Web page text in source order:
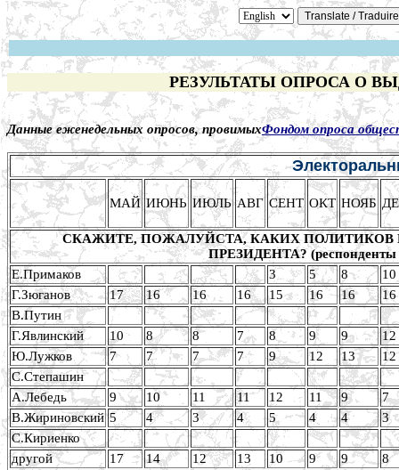
РЕЗУЛЬТАТЫ ОПРОСА О
Данные еженедельных опросов, провимыхФондом опроса
МАЙ ИЮНЬ ИЮЛЬ АВГ СЕНТ ОКТ НОЯБ
СКАЖИТЕ, ПОЖАЛУЙСТА, КАКИХ
ПРЕЗИДЕНТА? (респонденты
Е.Примаков
3 5 8
10
Г.Зюганов
17 16 16 16 15 16 16
16
В.Путин
Г.Явлинский
10 8 8 7 8 9 9
12
Ю.Лужков
7 7 7 7 9 12 13
12
С.Степашин
А.Лебедь
9 10 11 11 12 11 9
7
В.Жириновский 5 4 3 4 5 4 4
3
С.Кириенко
другой
17 14 12 13 10 9 9
8